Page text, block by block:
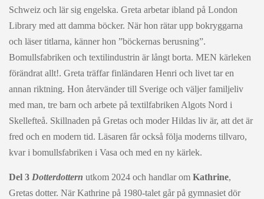
Schweiz och lär sig engelska. Greta arbetar ibland på London
Library med att damma böcker. När hon rätar upp bokryggarna
och läser titlarna, känner hon ”böckernas berusning”.
Bomullsfabriken och textilindustrin är långt borta. MEN kärleken
förändrat allt!. Greta träffar finländaren Henri och livet tar en
annan riktning. Hon återvänder till Sverige och väljer familjeliv
med man, tre barn och arbete på textilfabriken Algots Nord i
Skellefteå. Skillnaden på Gretas och moder Hildas liv är, att det är
fred och en modern tid. Läsaren får också följa moderns tillvaro,
kvar i bomullsfabriken i Vasa och med en ny kärlek.
Del 3 Dotterdottern utkom 2024 och handlar om Kathrine,
Gretas dotter. När Kathrine på 1980-talet går på gymnasiet dör